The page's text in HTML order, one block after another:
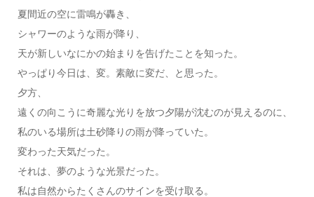
夏間近の空に雷鳴が轟き、
シャワーのような雨が降り、
天が新しいなにかの始まりを告げたことを知った。
やっぱり今日は、変。素敵に変だ、と思った。
夕方、
遠くの向こうに奇麗な光りを放つ夕陽が沈むのが見えるのに、
私のいる場所は土砂降りの雨が降っていた。
変わった天気だった。
それは、夢のような光景だった。
私は自然からたくさんのサインを受け取る。